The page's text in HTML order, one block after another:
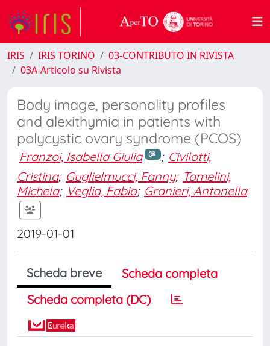
IRIS IRIS TORINO
03-CONTRIBUTO IN RIVISTA
03A-Articolo su Rivista
Body image, personality profiles
and alexithymia in patients with
polycystic ovary syndrome (PCOS)
Franzoi, Isabella Giulia ; Civilotti,
Cristina; Guglielmucci, Fanny; Tomelini,
Michela; Veglia, Fabio; Granieri, Antonella
2019-01-01
Scheda breve
Scheda completa
Scheda completa (DC)